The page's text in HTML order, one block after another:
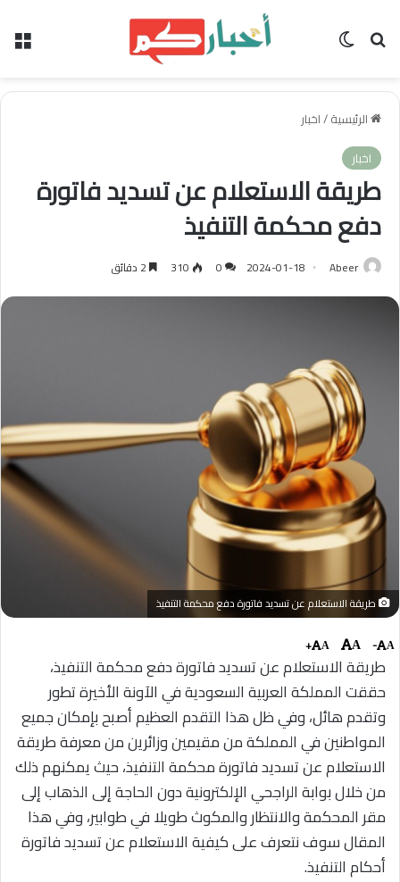
بحث عن الوضع المظلم
الرئيسية/اخبار
اخبار
طريقة الاستعلام عن تسديد فاتورة
دفع محكمة التنفيذ
Abeer
2024-01-18
0
310
طريقة الاستعلام عن تسديد فاتورة دفع محكمة التنفيذ
A
-
A
A
+
طريقة الاستعلام عن تسديد فاتورة دفع محكمة التنفيذ،
حققت المملكة العربية السعودية في الآونة الأخيرة تطور
وتقدم هائل، وفي ظل هذا التقدم العظيم أصبح بإمكان جميع
المواطنين في المملكة من مقيمين وزائرين من معرفة طريقة
الاستعلام عن تسديد فاتورة محكمة التنفيذ، حيث يمكنهم ذلك
من خلال بوابة الراجحي الإلكترونية دون الحاجة إلى الذهاب إلى
مقر المحكمة والانتظار والمكوث طويلا في طوابير، وفي هذا
المقال سوف نتعرف على كيفية الاستعلام عن تسديد فاتورة
أحكام التنفيذ.